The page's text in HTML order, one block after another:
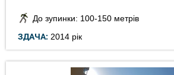
До зупинки: 100-150 метрів
ЗДАЧА: 2014 рік